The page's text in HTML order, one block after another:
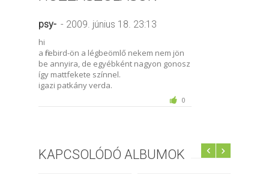
psy- - 2009. június 18. 23:13
hi
a firebird-ön a légbeömlő nekem nem jön
be annyira, de egyébként nagyon gonosz
így mattfekete színnel.
igazi patkány verda.
0
KAPCSOLÓDÓ ALBUMOK